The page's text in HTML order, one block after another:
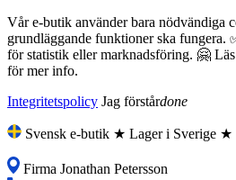
Vår e-butik använder bara nödvändiga
grundläggande funktioner ska fungera.
för statistik eller marknadsföring. 🤗
för mer info.
Integritetspolicy Jag förstårdone
Svensk e-butik ★ Lager i Sverige ★
Firma Jonathan Petersson